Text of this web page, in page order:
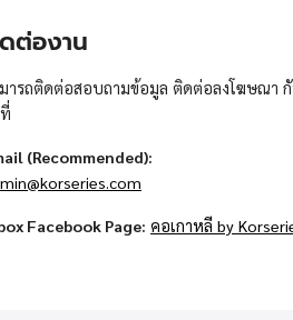
ต่องาน
ารถติดต่อสอบถามข้อมูล ติดต่อลงโฆษณา
(Recommended):
Facebook Page: คอเกาหลี by